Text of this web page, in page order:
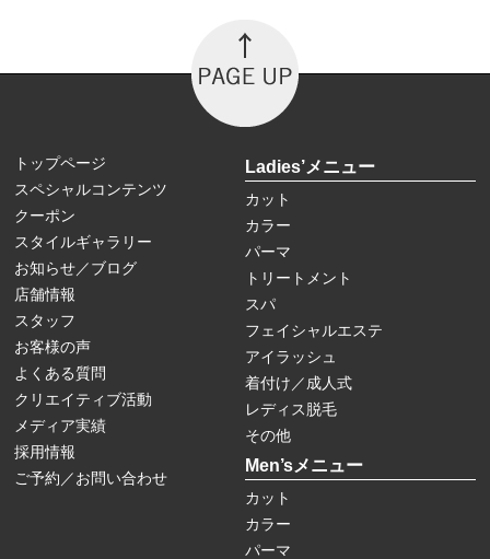
トップページ
スペシャルコンテンツ
クーポン
スタイルギャラリー
お知らせ／ブログ
店舗情報
スタッフ
お客様の声
よくある質問
クリエイティブ活動
メディア実績
採用情報
ご予約／お問い合わせ
Ladies’メニュー
カット
カラー
パーマ
トリートメント
スパ
フェイシャルエステ
アイラッシュ
着付け／成人式
レディス脱毛
その他
Men’sメニュー
カット
カラー
パーマ